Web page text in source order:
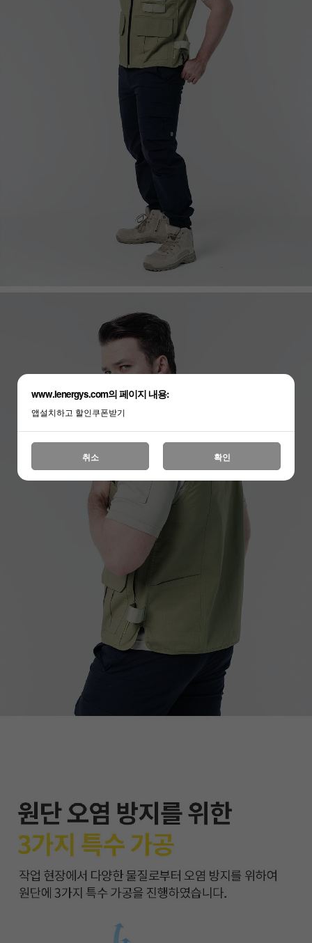
www.lenergys.com의 페이지 내용:
앱설치하고 할인쿠폰받기
취소 확인